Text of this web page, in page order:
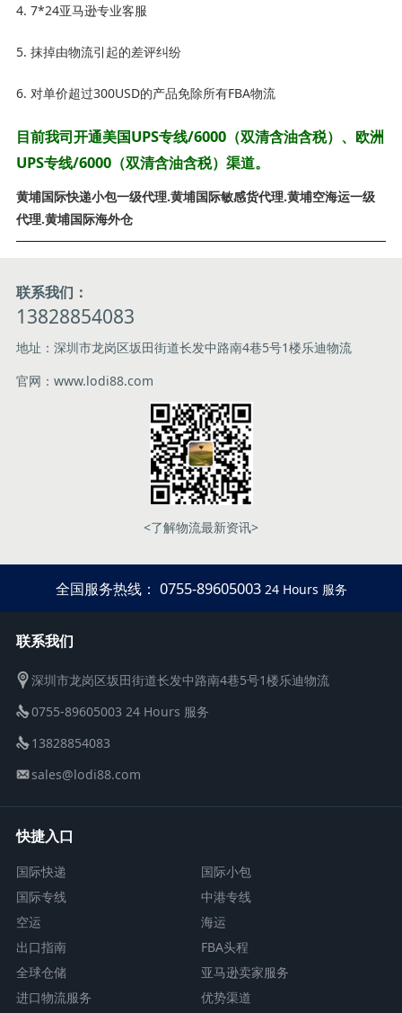
4. 7*24亚马逊专业客服
5. 抹掉由物流引起的差评纠纷
6. 对单价超过300USD的产品免除所有FBA物流
目前我司开通美国UPS专线/6000（双清含油含税）、欧洲
UPS专线/6000（双清含油含税）渠道。
黄埔国际快递小包一级代理.黄埔国际敏感货代理.黄埔空海运一级
代理.黄埔国际海外仓
联系我们：
13828854083
地址：深圳市龙岗区坂田街道长发中路南4巷5号1楼乐迪物流
官网：www.lodi88.com
<了解物流最新资讯>
全国服务热线： 0755-89605003 24 Hours 服务
联系我们
深圳市龙岗区坂田街道长发中路南4巷5号1楼乐迪物流
0755-89605003 24 Hours 服务
13828854083
sales@lodi88.com
快捷入口
国际快递
国际小包
国际专线
中港专线
空运
海运
出口指南
FBA头程
全球仓储
亚马逊卖家服务
进口物流服务
优势渠道